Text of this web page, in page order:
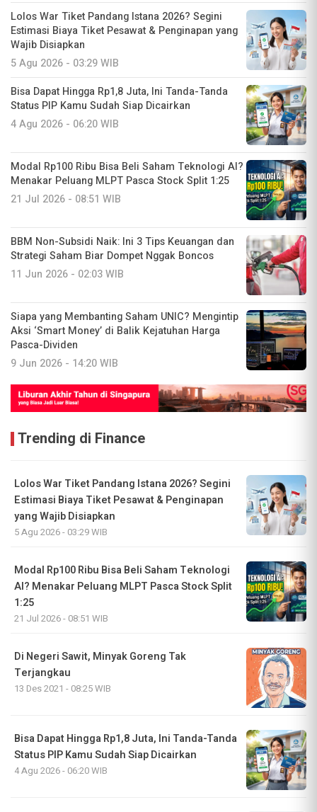
Lolos War Tiket Pandang Istana 2026? Segini
Estimasi Biaya Tiket Pesawat & Penginapan yang
Wajib Disiapkan
5 Agu 2026 - 03:29 WIB
Bisa Dapat Hingga Rp1,8 Juta, Ini Tanda-Tanda
Status PIP Kamu Sudah Siap Dicairkan
4 Agu 2026 - 06:20 WIB
Modal Rp100 Ribu Bisa Beli Saham Teknologi AI?
Menakar Peluang MLPT Pasca Stock Split 1:25
21 Jul 2026 - 08:51 WIB
BBM Non-Subsidi Naik: Ini 3 Tips Keuangan dan
Strategi Saham Biar Dompet Nggak Boncos
11 Jun 2026 - 02:03 WIB
Siapa yang Membanting Saham UNIC? Mengintip
Aksi ‘Smart Money’ di Balik Kejatuhan Harga
Pasca-Dividen
9 Jun 2026 - 14:20 WIB
Trending di Finance
Lolos War Tiket Pandang Istana 2026? Segini
Estimasi Biaya Tiket Pesawat & Penginapan
yang Wajib Disiapkan
5 Agu 2026 - 03:29 WIB
Modal Rp100 Ribu Bisa Beli Saham Teknologi
AI? Menakar Peluang MLPT Pasca Stock Split
1:25
21 Jul 2026 - 08:51 WIB
Di Negeri Sawit, Minyak Goreng Tak
Terjangkau
13 Des 2021 - 08:25 WIB
Bisa Dapat Hingga Rp1,8 Juta, Ini Tanda-Tanda
Status PIP Kamu Sudah Siap Dicairkan
4 Agu 2026 - 06:20 WIB